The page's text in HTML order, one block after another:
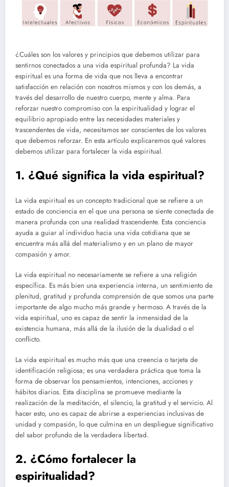
¿Cuáles son los valores y principios que debemos utilizar para
sentirnos conectados a una vida espiritual profunda? La vida
espiritual es una forma de vida que nos lleva a encontrar
satisfacción en relación con nosotros mismos y con los demás, a
través del desarrollo de nuestro cuerpo, mente y alma. Para
reforzar nuestro compromiso con la espiritualidad y lograr el
equilibrio apropiado entre las necesidades materiales y
trascendentes de vida, necesitamos ser conscientes de los valores
que debemos reforzar. En esta artículo explicaremos qué valores
debemos utilizar para fortalecer la vida espiritual.
1. ¿Qué significa la vida espiritual?
La vida espiritual es un concepto tradicional que se refiere a un
estado de conciencia en el que una persona se siente conectada de
manera profunda con una realidad trascendente. Esta conciencia
ayuda a guiar al individuo hacia una vida cotidiana que se
encuentra más allá del materialismo y en un plano de mayor
compasión y amor.
La vida espiritual no necesariamente se refiere a una religión
específica. Es más bien una experiencia interna, un sentimiento de
plenitud, gratitud y profunda comprensión de que somos una parte
importante de algo mucho más grande y hermoso. A través de la
vida espiritual, uno es capaz de sentir la inmensidad de la
existencia humana, más allá de la ilusión de la dualidad o el
conflicto.
La vida espiritual es mucho más que una creencia o tarjeta de
identificación religiosa; es una verdadera práctica que toma la
forma de observar los pensamientos, intenciones, acciones y
hábitos diarios. Esta disciplina se promueve mediante la
realización de la meditación, el silencio, la gratitud y el servicio. Al
hacer esto, uno es capaz de abrirse a experiencias inclusivas de
unidad y compasión, lo que culmina en un despliegue significativo
del sabor profundo de la verdadera libertad.
2. ¿Cómo fortalecer la
espiritualidad?